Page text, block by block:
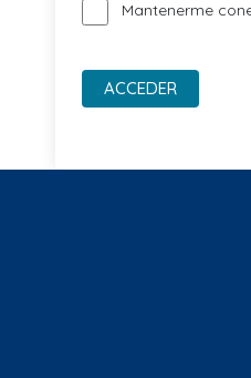
Mantenerme
ACCEDER